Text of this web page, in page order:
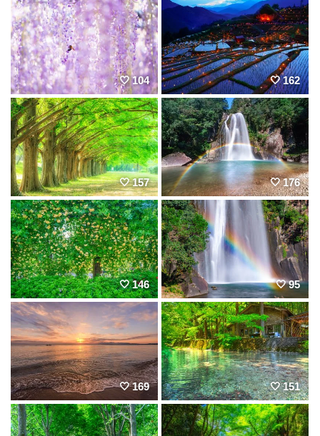
104 162
157 176
146 95
169 151